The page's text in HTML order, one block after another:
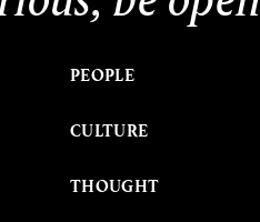
PEOPLE
CULTURE
THOUGHT